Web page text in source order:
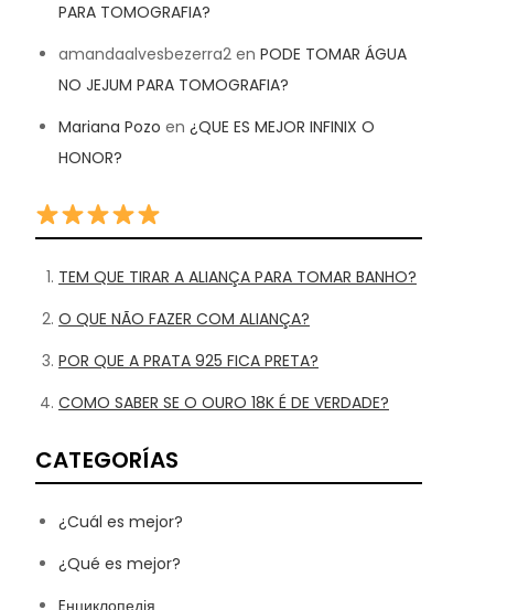
PARA TOMOGRAFIA?
amandaalvesbezerra2 en PODE TOMAR ÁGUA
NO JEJUM PARA TOMOGRAFIA?
Mariana Pozo en ¿QUE ES MEJOR INFINIX O
HONOR?
TEM QUE TIRAR A ALIANÇA PARA TOMAR BANHO?
O QUE NÃO FAZER COM ALIANÇA?
POR QUE A PRATA 925 FICA PRETA?
COMO SABER SE O OURO 18K É DE VERDADE?
CATEGORÍAS
¿Cuál es mejor?
¿Qué es mejor?
Eнциклопедія